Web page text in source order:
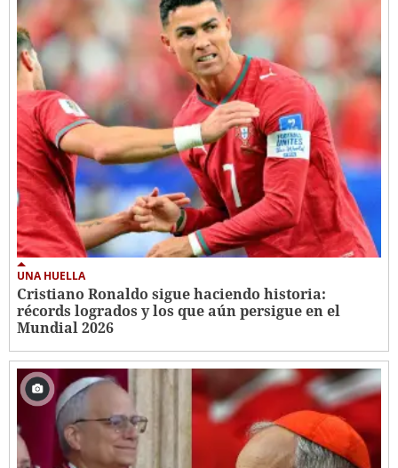
UNA HUELLA
Cristiano Ronaldo sigue haciendo historia:
récords logrados y los que aún persigue en el
Mundial 2026